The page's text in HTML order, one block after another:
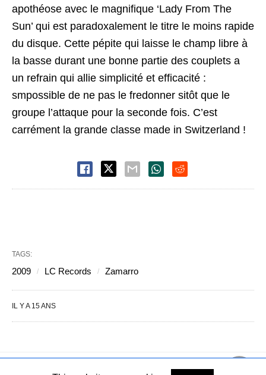
apothéose avec le magnifique ‘Lady From The
Sun’ qui est paradoxalement le titre le moins rapide
du disque. Cette pépite qui laisse le champ libre à
la basse durant une bonne partie des couplets a
un refrain qui allie simplicité et efficacité :
smpossible de ne pas le fredonner sitôt que le
groupe l’attaque pour la seconde fois. C’est
carrément la grande classe made in Switzerland !
TAGS:
2009 LC Records Zamarro
IL Y A 15 ANS